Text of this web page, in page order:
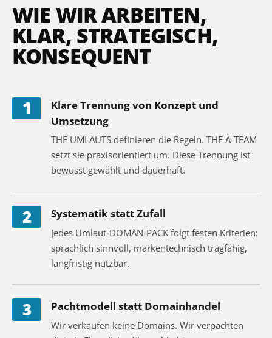
WIE WIR ARBEITEN,
KLAR, STRATEGISCH,
KONSEQUENT
1
Klare Trennung von Konzept und
Umsetzung
THE UMLAUTS definieren die Regeln. THE Ä-TEAM
setzt sie praxisorientiert um. Diese Trennung ist
bewusst gewählt und dauerhaft.
2 Systematik statt Zufall
Jedes Umlaut-DOMÄN-PÄCK folgt festen Kriterien:
sprachlich sinnvoll, markentechnisch tragfähig,
langfristig nutzbar.
3 Pachtmodell statt Domainhandel
Wir verkaufen keine Domains. Wir verpachten